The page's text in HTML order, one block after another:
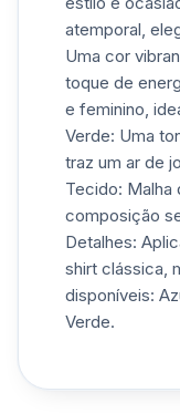
atemporal,
Uma cor
toque de
e feminino,
Verde: Uma
traz um ar de
Tecido: Malha
composição
Detalhes:
shirt clássica,
disponíveis:
Verde.